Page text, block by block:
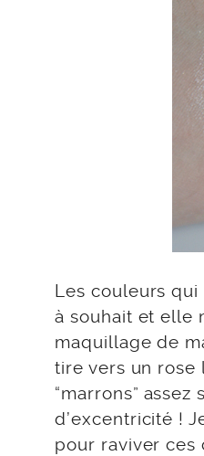
Les couleurs
à souhait et elle
maquillage de
tire vers un rose
“marrons”
d’excentricité !
pour raviver